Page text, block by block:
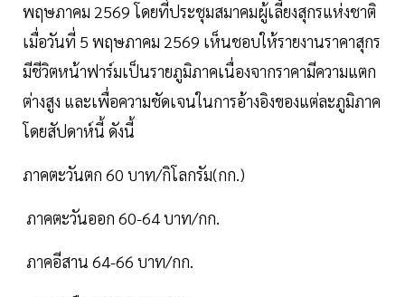
พฤษภาคม 2569 โดยที่ประชุมสมาคมผู้เลี้ยงสุกรแห่งชาติ
เมื่อวันที่ 5 พฤษภาคม 2569 เห็นชอบให้รายงานราคาสุกร
มีชีวิตหน้าฟาร์มเป็นรายภูมิภาคเนื่องจากราคามีความแตก
ต่างสูง และเพื่อความชัดเจนในการอ้างอิงของแต่ละภูมิภาค
โดยสัปดาห์นี้ ดังนี้
ภาคตะวันตก 60 บาท/กิโลกรัม(กก.)
ภาคตะวันออก 60-64 บาท/กก.
ภาคอีสาน 64-66 บาท/กก.